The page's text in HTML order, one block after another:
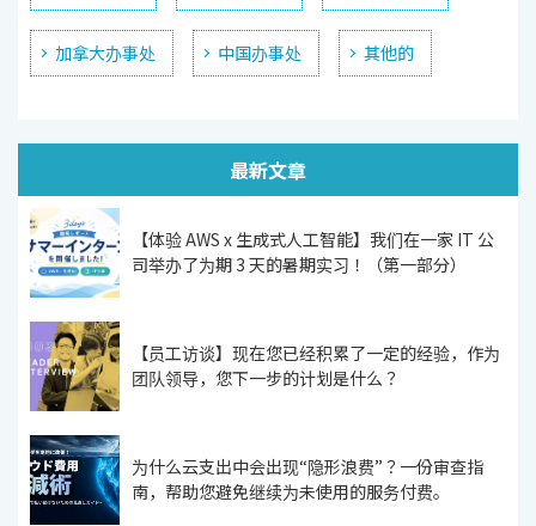
加拿大办事处 中国办事处 其他的
最新文章
【体验 AWS x 生成式人工智能】我们在一家 IT 公
司举办了为期 3 天的暑期实习！（第一部分）
【员工访谈】现在您已经积累了一定的经验，作为
团队领导，您下一步的计划是什么？
为什么云支出中会出现“隐形浪费”？一份审查指
南，帮助您避免继续为未使用的服务付费。